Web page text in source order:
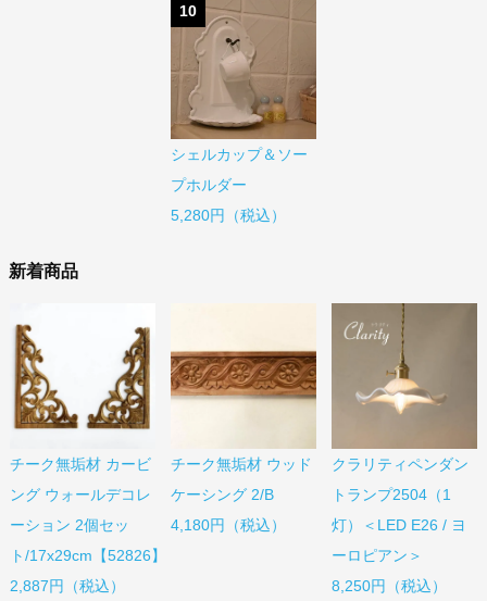
10
シェルカップ＆ソー
プホルダー
5,280円（税込）
新着商品
チーク無垢材 カービ
ング ウォールデコレ
ーション 2個セッ
ト/17x29cm【52826】
2,887円（税込）
チーク無垢材 ウッド
ケーシング 2/B
4,180円（税込）
クラリティペンダン
トランプ2504（1
灯）＜LED E26 / ヨ
ーロピアン＞
8,250円（税込）